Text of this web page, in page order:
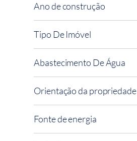
Ano de construção
Tipo De Imóvel
Abastecimento De Água
Orientação da propriedade
Fonte de energia